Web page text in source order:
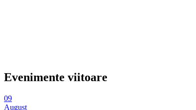
Evenimente viitoare
09
August